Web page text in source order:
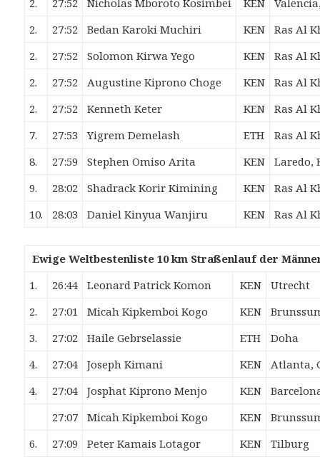
2.
27:52 Nicholas MborotoKosimbei KEN
2.
27:52 Bedan KarokiMuchiri KEN
Ras Al
2.
27:52 Solomon KirwaYego KEN
Ras Al
2.
27:52 Augustine KipronoChoge KEN
Ras Al
2.
27:52 KennethKeter KEN
Ras Al
7.
27:53 YigremDemelash ETH
Ras Al
8.
27:59 Stephen OmisoArita KEN
Laredo,
9.
28:02 Shadrack KorirKimining KEN
Ras Al
10.
28:03 Daniel KinyuaWanjiru KEN Ras Al
Ewige Weltbestenliste 10 km Straßenlauf der
1.
26:44 Leonard PatrickKomon KEN
Utrecht
2.
27:01 Micah KipkemboiKogo KEN
3.
27:02 HaileGebrselassie ETH
Doha
4.
27:04 JosephKimani KEN
Atlanta,
4.
27:04 Josphat KipronoMenjo KEN
27:07
Micah KipkemboiKogo KEN
6.
27:09 Peter KamaisLotagor KEN Tilburg